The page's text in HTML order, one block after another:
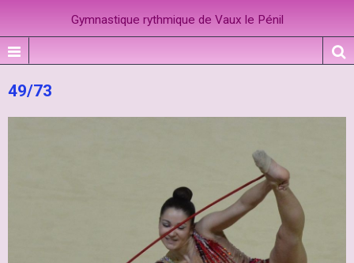
Gymnastique rythmique de Vaux le Pénil
49/73